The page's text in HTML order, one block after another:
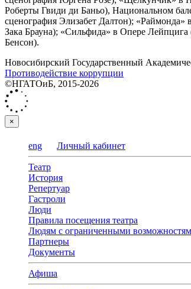
Роберты Гвиди ди Баньо), Национальном
сценография Элизабет Далтон);
Зака Брауна); «Сильфида» в Опере
Бенсон).
Новосибирский Государственный
Противодействие коррупции
©НГАТОиБ, 2015-2026
×
eng Личный кабинет
Театр
История
Репертуар
Гастроли
Люди
Правила посещения театра
Людям с ограниченными
Партнеры
Документы
Афиша